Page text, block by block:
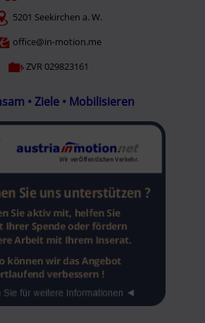
5201 Seekirchen a. W.
office@in-motion.me
ZVR 029823161
• Ziele • Mobilisieren